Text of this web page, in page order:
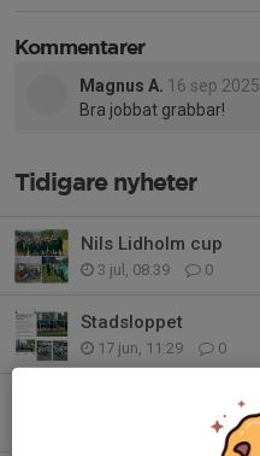
Kommentarer
Magnus A. 16 sep 2025
Bra jobbat grabbar!
Tidigare nyheter
Nils Lidholm cup
3 jul, 08:39 0
Stadsloppet
17 jun, 11:29 0
2